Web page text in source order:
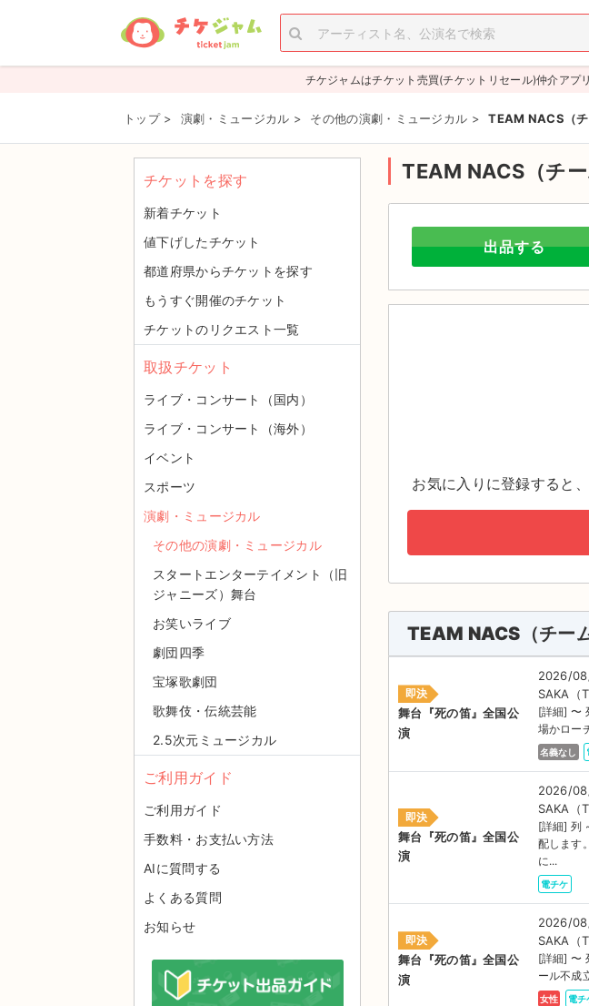
チケジャムはチケット売買(チケットリセール)仲介アプ
トップ > 演劇・ミュージカル > その他の演劇・ミュージカル > TEAM NACS（チ
TEAM NACS（チ
出品する
お気に入りに登録すると
TEAM NACS（チー
即決
舞台『死の笛』全国公
演
2026/
SAKA（
[詳細] 〜
場かロー
名義なし
即決
舞台『死の笛』全国公
演
2026/
SAKA（
[詳細] 列
配します
に...
電チケ
即決
舞台『死の笛』全国公
演
2026/
SAKA（
[詳細] 〜
ール不成
女性 電チ
チケットを探す
新着チケット
値下げしたチケット
都道府県からチケットを探す
もうすぐ開催のチケット
チケットのリクエスト一覧
取扱チケット
ライブ・コンサート（国内）
ライブ・コンサート（海外）
イベント
スポーツ
演劇・ミュージカル
その他の演劇・ミュージカル
スタートエンターテイメント（旧
ジャニーズ）舞台
お笑いライブ
劇団四季
宝塚歌劇団
歌舞伎・伝統芸能
2.5次元ミュージカル
ご利用ガイド
ご利用ガイド
手数料・お支払い方法
AIに質問する
よくある質問
お知らせ